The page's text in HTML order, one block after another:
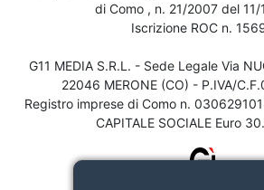
di Como , n. 21/2007 del
Iscrizione ROC n.
G11 MEDIA S.R.L. - Sede Legale Via
22046 MERONE (CO) - P.IVA/
Registro imprese di Como n.
CAPITALE SOCIALE Euro